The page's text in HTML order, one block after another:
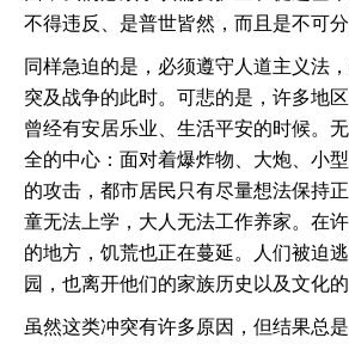
不得违反、是普世皆然，而且是不可
同样急迫的是，必须遵守人道主义法
突及战争的此时。可悲的是，许多地
曾经有安居乐业、生活平安的时候。
全的中心：面对着爆炸物、大炮、小
的攻击，都市居民只有尽量想法保持
童无法上学，大人无法工作养家。在
的地方，饥荒也正在蔓延。人们被迫
园，也离开他们的家族历史以及文化的
虽然这类冲突有许多原因，但结果总